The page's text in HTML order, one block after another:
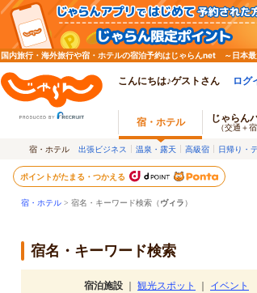
国内旅行・海外旅行や宿・ホテルの宿泊予約はじゃらんnet ～日本
こんにちは♪ゲストさん ログ
宿・ホテル じゃらん
（交通＋宿
宿・ホテル 出張ビジネス 温泉・露天 高級宿 日帰り・
ポイントがたまる・つかえる
宿・ホテル > 宿名・キーワード検索（ヴィラ）
宿名・キーワード検索
宿泊施設 観光スポット
イベント